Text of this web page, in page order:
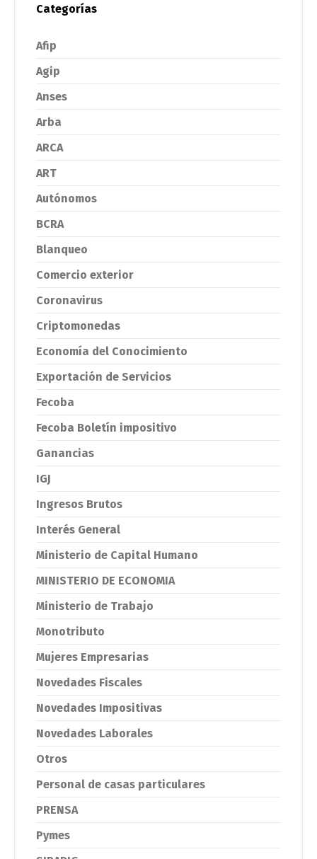
Categorías
Afip
Agip
Anses
Arba
ARCA
ART
Autónomos
BCRA
Blanqueo
Comercio exterior
Coronavirus
Criptomonedas
Economía del Conocimiento
Exportación de Servicios
Fecoba
Fecoba Boletín impositivo
Ganancias
IGJ
Ingresos Brutos
Interés General
Ministerio de Capital Humano
MINISTERIO DE ECONOMIA
Ministerio de Trabajo
Monotributo
Mujeres Empresarias
Novedades Fiscales
Novedades Impositivas
Novedades Laborales
Otros
Personal de casas particulares
PRENSA
Pymes